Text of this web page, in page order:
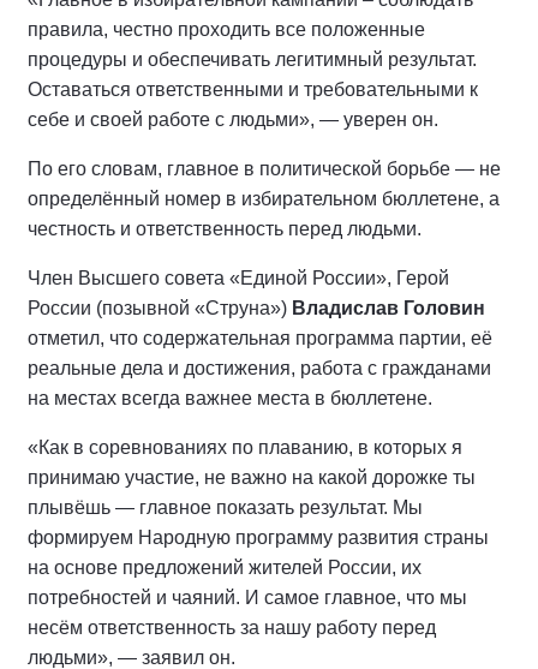
правила, честно проходить все положенные
процедуры и обеспечивать легитимный результат.
Оставаться ответственными и требовательными к
себе и своей работе с людьми», — уверен он.
По его словам, главное в политической борьбе — не
определённый номер в избирательном бюллетене, а
честность и ответственность перед людьми.
Член Высшего совета «Единой России», Герой
России (позывной «Струна») Владислав Головин
отметил, что содержательная программа партии, её
реальные дела и достижения, работа с гражданами
на местах всегда важнее места в бюллетене.
«Как в соревнованиях по плаванию, в которых я
принимаю участие, не важно на какой дорожке ты
плывёшь — главное показать результат. Мы
формируем Народную программу развития страны
на основе предложений жителей России, их
потребностей и чаяний. И самое главное, что мы
несём ответственность за нашу работу перед
людьми», — заявил он.